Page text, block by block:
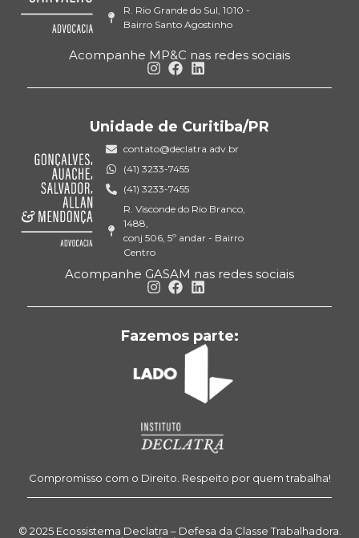
R. Rio Grande do Sul, 1010 -
Bairro Santo Agostinho
Acompanhe MP&C nas redes sociais
Unidade de Curitiba/PR
contato@declatra.adv.br
(41) 3233-7455
(41) 3233-7455
R. Visconde do Rio Branco,
1488,
conj 506, 5º andar - Bairro
Centro
Acompanhe GASAM nas redes sociais
Fazemos parte:
Compromisso com o Direito. Respeito por quem trabalha!
© 2025 Ecossistema Declatra – Defesa da Classe Trabalhadora.